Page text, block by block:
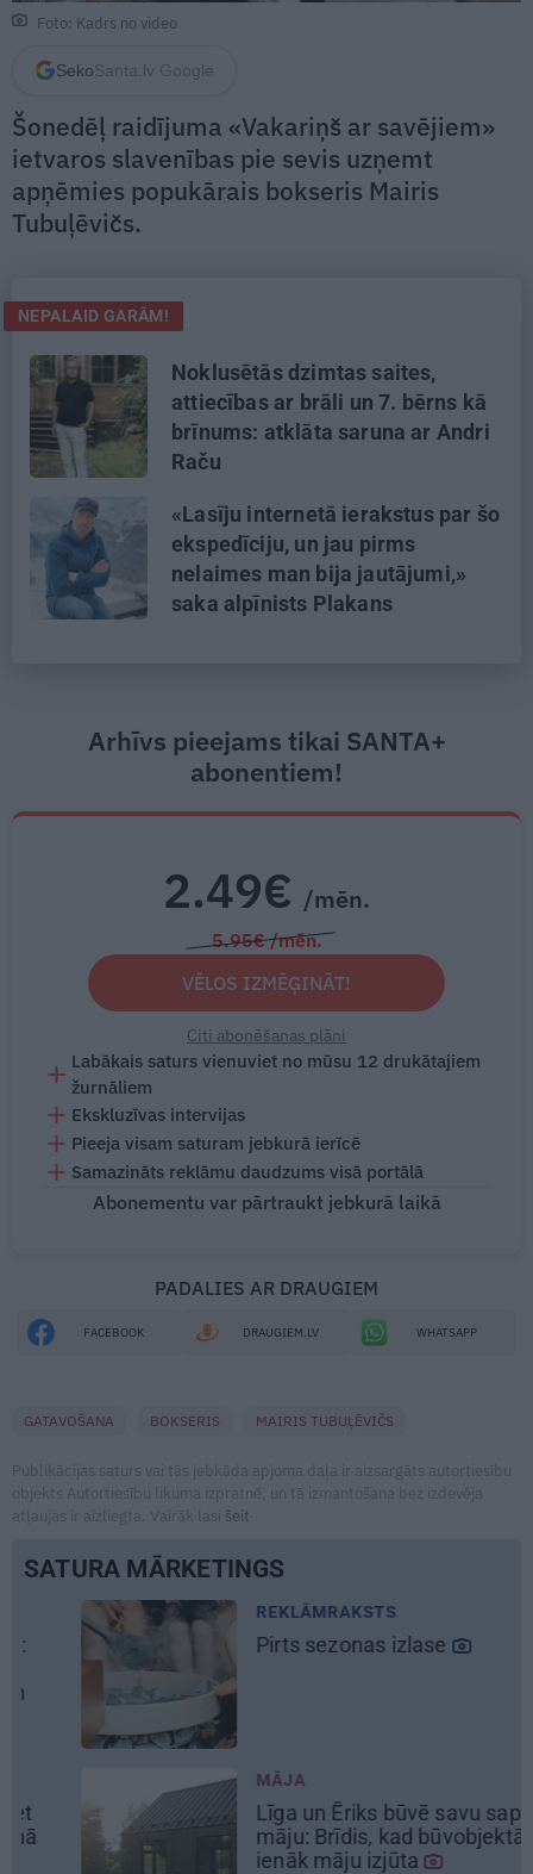
Foto: Kadrs no video
Seko Santa.lv Google
Šonedēļ raidījuma «Vakariņš ar savējiem»
ietvaros slavenības pie sevis uzņemt
apņēmies popukārais bokseris Mairis
Tubuļēvičs.
NEPALAID GARĀM!
Noklusētās dzimtas saites,
attiecības ar brāli un 7. bērns kā
brīnums: atklāta saruna ar Andri
Raču
«Lasīju internetā ierakstus par šo
ekspedīciju, un jau pirms
nelaimes man bija jautājumi,»
saka alpīnists Plakans
Arhīvs pieejams tikai SANTA+
abonentiem!
2.49€ /mēn.
5.95€ /mēn.
VĒLOS IZMĒĢINĀT!
Citi abonēšanas plāni
Labākais saturs vienuviet no mūsu 12 drukātajiem
žurnāliem
Ekskluzīvas intervijas
Pieeja visam saturam jebkurā ierīcē
Samazināts reklāmu daudzums visā portālā
Abonementu var pārtraukt jebkurā laikā
PADALIES AR DRAUGIEM
FACEBOOK DRAUGIEM.LV WHATSAPP
GATAVOŠANA BOKSERIS MAIRIS TUBUĻĒVIČS
Publikācijas saturs vai tās jebkāda apjoma daļa ir aizsargāts autortiesību
objekts Autortiesību likuma izpratnē, un tā izmantošana bez izdevēja
atļaujas ir aizliegta. Vairāk lasi šeit
SATURA MĀRKETINGS
REKLĀMRAKSTS
Pirts sezonas izlase
MĀJA
Līga un Ēriks būvē savu sapņu
māju: Brīdis, kad būvobjektā
ienāk māju izjūta